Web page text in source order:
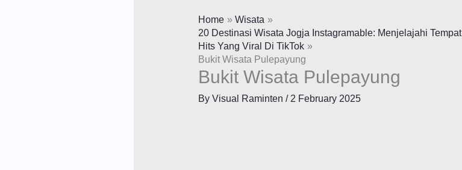
Home
Wisata
20 Destinasi Wisata Jogja Instagramable: Menjelajahi Tempat
Hits Yang Viral Di TikTok
Bukit Wisata Pulepayung
Bukit Wisata Pulepayung
By Visual Raminten /2 February 2025